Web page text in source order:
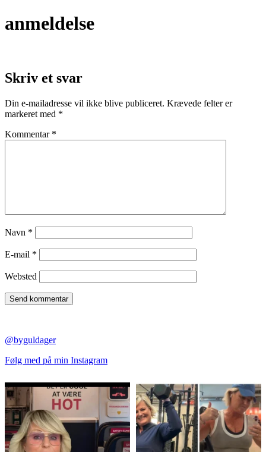
anmeldelse
Skriv et svar
Din e-mailadresse vil ikke blive publiceret. Krævede felter er
markeret med *
Kommentar *
Navn *
E-mail *
Websted
@byguldager
Følg med på min Instagram